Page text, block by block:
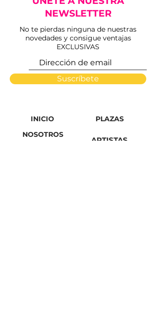
Tarde triunfal en el
José del Valle
NEWSLETTER
No te pierdas ninguna de nuestras
novedades y consigue ventajas
EXCLUSIVAS
Suscríbete
INICIO
NOSOTROS
PLAZAS
ARTISTAS